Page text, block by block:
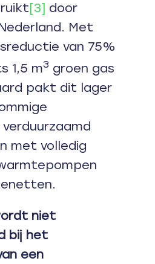
[3] door
Met
van 75%
1,5 m3 groen gas
pakt dit lager
met volledig
niet
bij het
een